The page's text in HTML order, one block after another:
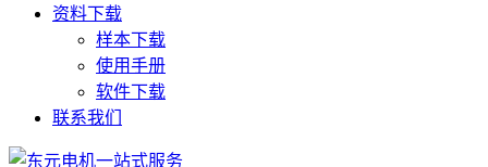
资料下载
样本下载
使用手册
软件下载
联系我们